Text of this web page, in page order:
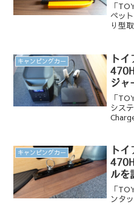
「
ペッ
り型
キャンピングカー
ト
ジャ
「
シス
をア
2
よう
キャンピングカー
ト
ルを
「
ンタ